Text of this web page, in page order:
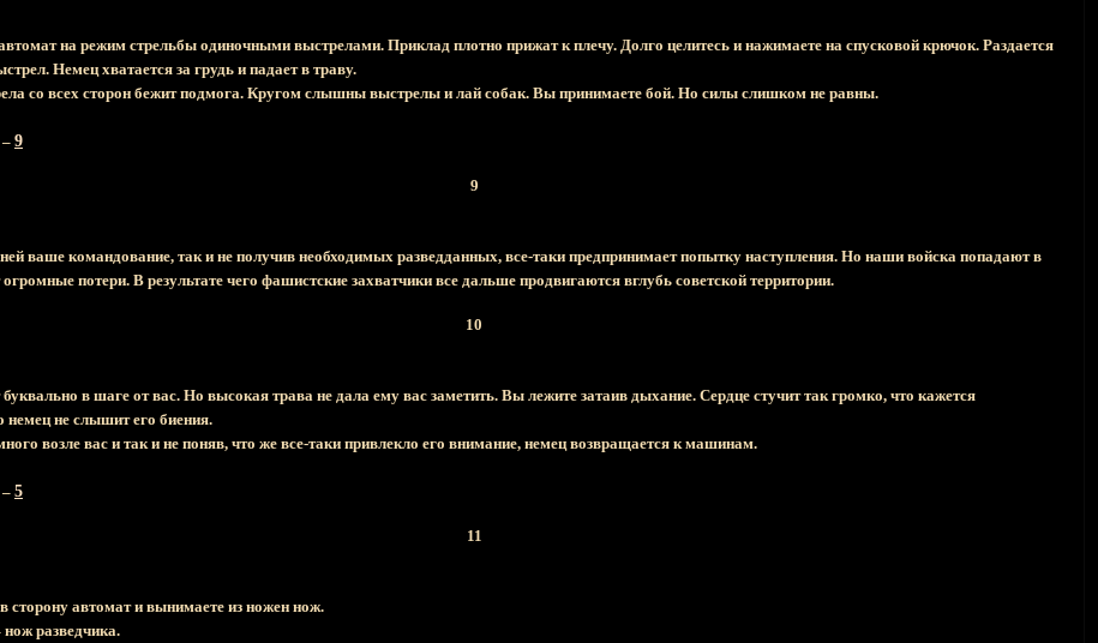
на режим стрельбы одиночными выстрелами. Приклад плотно прижат к плечу. Долго целитесь и нажимаете на спусковой крючок. Раздается
Немец хватается за грудь и падает в траву.
со всех сторон бежит подмога. Кругом слышны выстрелы и лай собак. Вы принимаете бой. Но силы слишком не равны.
– 9
9
ваше командование, так и не получив необходимых разведданных, все-таки предпринимает попытку наступления. Но наши войска попадают в
потери. В результате чего фашистские захватчики все дальше продвигаются вглубь советской территории.
10
в шаге от вас. Но высокая трава не дала ему вас заметить. Вы лежите затаив дыхание. Сердце стучит так громко, что кажется
немец не слышит его биения.
возле вас и так и не поняв, что же все-таки привлекло его внимание, немец возвращается к машинам.
– 5
11
сторону автомат и вынимаете из ножен нож.
разведчика.